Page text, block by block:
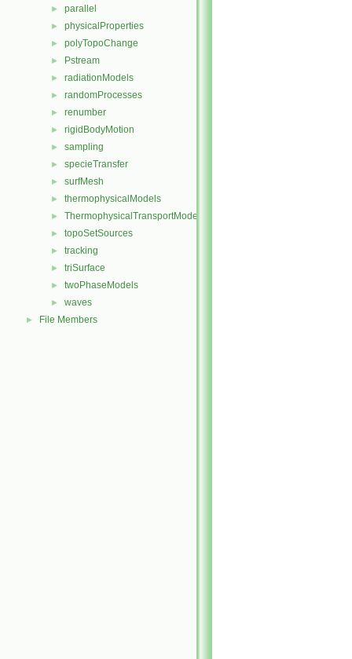
► parallel
► physicalProperties
► polyTopoChange
► Pstream
► radiationModels
► randomProcesses
► renumber
► rigidBodyMotion
► sampling
► specieTransfer
► surfMesh
► thermophysicalModels
► ThermophysicalTransportModels
► topoSetSources
► tracking
► triSurface
► twoPhaseModels
► waves
► File Members